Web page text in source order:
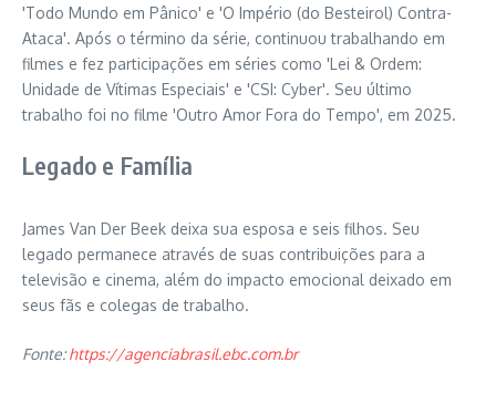
'Todo Mundo em Pânico' e 'O Império (do Besteirol) Contra-
Ataca'. Após o término da série, continuou trabalhando em
filmes e fez participações em séries como 'Lei & Ordem:
Unidade de Vítimas Especiais' e 'CSI: Cyber'. Seu último
trabalho foi no filme 'Outro Amor Fora do Tempo', em 2025.
Legado e Família
James Van Der Beek deixa sua esposa e seis filhos. Seu
legado permanece através de suas contribuições para a
televisão e cinema, além do impacto emocional deixado em
seus fãs e colegas de trabalho.
Fonte:https://agenciabrasil.ebc.com.br